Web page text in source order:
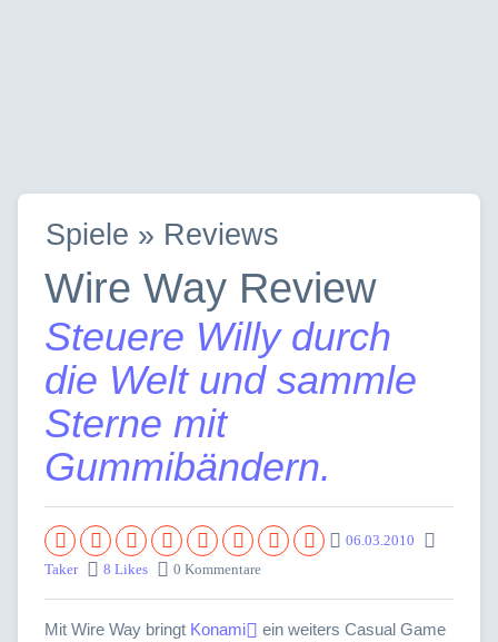
Spiele » Reviews
Wire Way Review
Steuere Willy durch
die Welt und sammle
Sterne mit
Gummibändern.
06.03.2010
Taker
8 Likes 0 Kommentare
Mit Wire Way bringt Konami
ein weiters Casual Game